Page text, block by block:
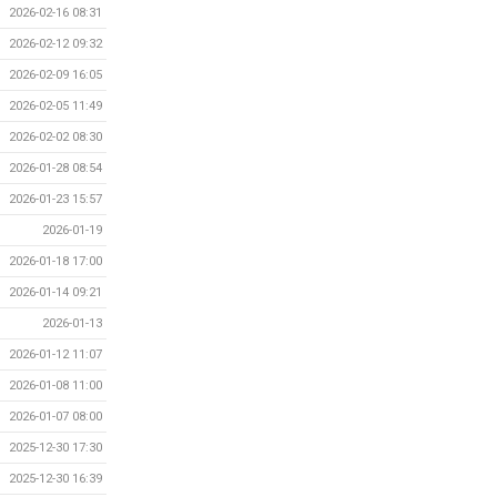
2026-02-16 08:31
2026-02-12 09:32
2026-02-09 16:05
2026-02-05 11:49
2026-02-02 08:30
2026-01-28 08:54
2026-01-23 15:57
2026-01-19
2026-01-18 17:00
2026-01-14 09:21
2026-01-13
2026-01-12 11:07
2026-01-08 11:00
2026-01-07 08:00
2025-12-30 17:30
2025-12-30 16:39